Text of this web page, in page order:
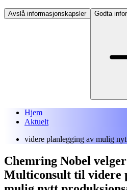
Avslå informasjonskapsler Godta
Hjem
Aktuelt
videre planlegging av mulig
Chemring Nobel
Multiconsult til videre